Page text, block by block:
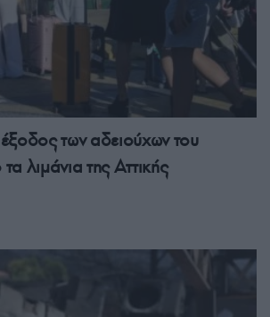
των αδειούχων του
λιμάνια της Αττικής